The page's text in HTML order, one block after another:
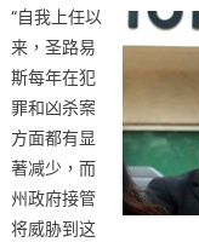
“自我上任以
来，圣路易
斯每年在犯
罪和凶杀案
方面都有显
著减少，而
州政府接管
将威胁到这